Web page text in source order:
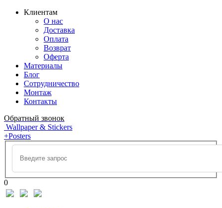
Клиентам
О нас
Доставка
Оплата
Возврат
Оферта
Материалы
Блог
Сотрудничество
Монтаж
Контакты
Обратный звонок
Wallpaper & Stickers
+Posters
0